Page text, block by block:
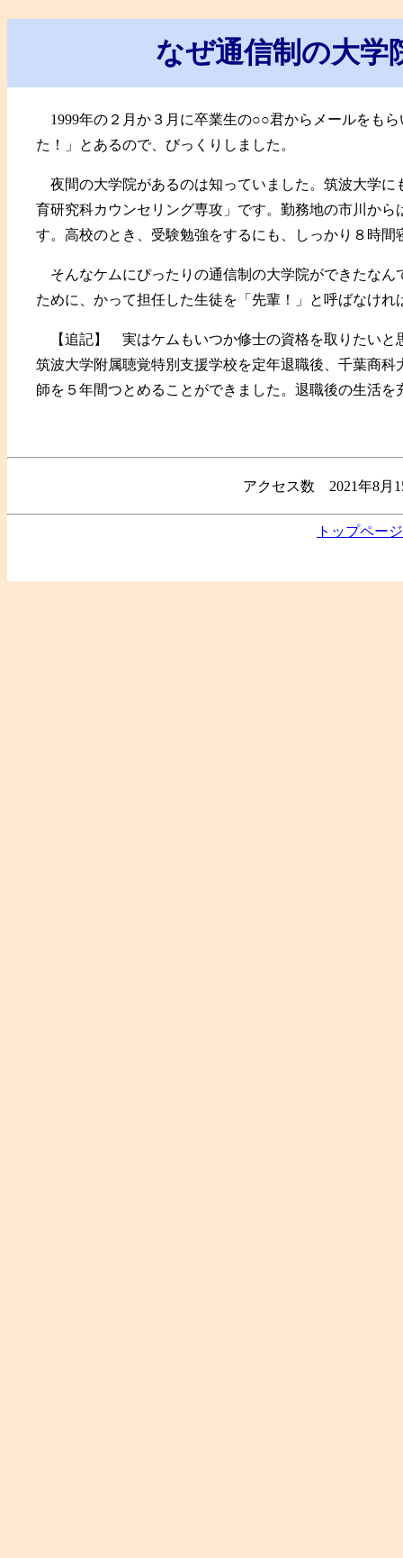
なぜ通信制の大学
1999年の２月か３月に卒業生の○○君からメールをも
た！」とあるので、びっくりしました。
夜間の大学院があるのは知っていました。筑波大学
育研究科カウンセリング専攻」です。勤務地の市川か
す。高校のとき、受験勉強をするにも、しっかり８時間
そんなケムにぴったりの通信制の大学院ができたな
ために、かって担任した生徒を「先輩！」と呼ばなけれ
【追記】 実はケムもいつか修士の資格を取りたい
筑波大学附属聴覚特別支援学校を定年退職後、千葉商
師を５年間つとめることができました。退職後の生活
アクセス数 2021年8
トップペー